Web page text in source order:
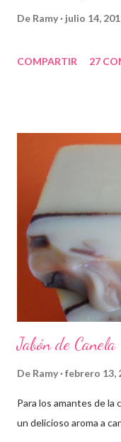
De Ramy julio 14,
COMPARTIR 27
Jabón de Canela
De Ramy febrero 13,
Para los amantes de la
un delicioso aroma a